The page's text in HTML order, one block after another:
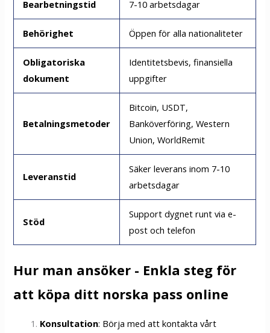
Bearbetningstid 7-10 arbetsdagar
Behörighet Öppen för alla nationaliteter
Obligatoriska
dokument
Identitetsbevis, finansiella
uppgifter
Betalningsmetoder
Bitcoin, USDT,
Banköverföring, Western
Union, WorldRemit
Leveranstid
Säker leverans inom 7-10
arbetsdagar
Stöd
Support dygnet runt via e-
post och telefon
Hur man ansöker - Enkla steg för
att köpa ditt norska pass online
Konsultation: Börja med att kontakta vårt